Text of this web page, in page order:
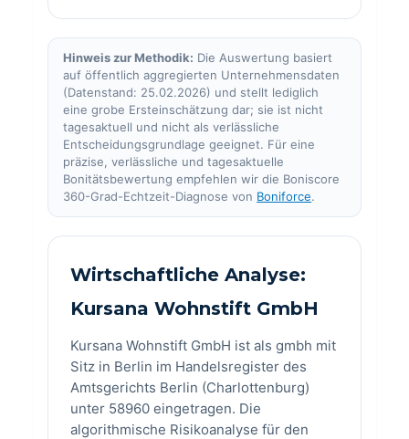
Hinweis zur Methodik: Die Auswertung basiert
auf öffentlich aggregierten Unternehmensdaten
(Datenstand: 25.02.2026) und stellt lediglich
eine grobe Ersteinschätzung dar; sie ist nicht
tagesaktuell und nicht als verlässliche
Entscheidungsgrundlage geeignet. Für eine
präzise, verlässliche und tagesaktuelle
Bonitätsbewertung empfehlen wir die Boniscore
360-Grad-Echtzeit-Diagnose von Boniforce.
Wirtschaftliche Analyse:
Kursana Wohnstift GmbH
Kursana Wohnstift GmbH ist als gmbh mit
Sitz in Berlin im Handelsregister des
Amtsgerichts Berlin (Charlottenburg)
unter 58960 eingetragen. Die
algorithmische Risikoanalyse für den